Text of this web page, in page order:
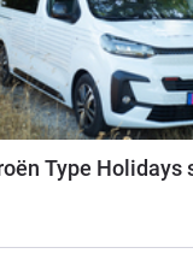
Type Holidays